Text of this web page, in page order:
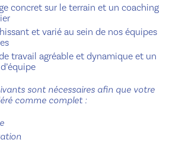
concret sur le terrain et un coaching
et varié au sein de nos équipes
travail agréable et dynamique et un
sont nécessaires afin que votre
comme complet :